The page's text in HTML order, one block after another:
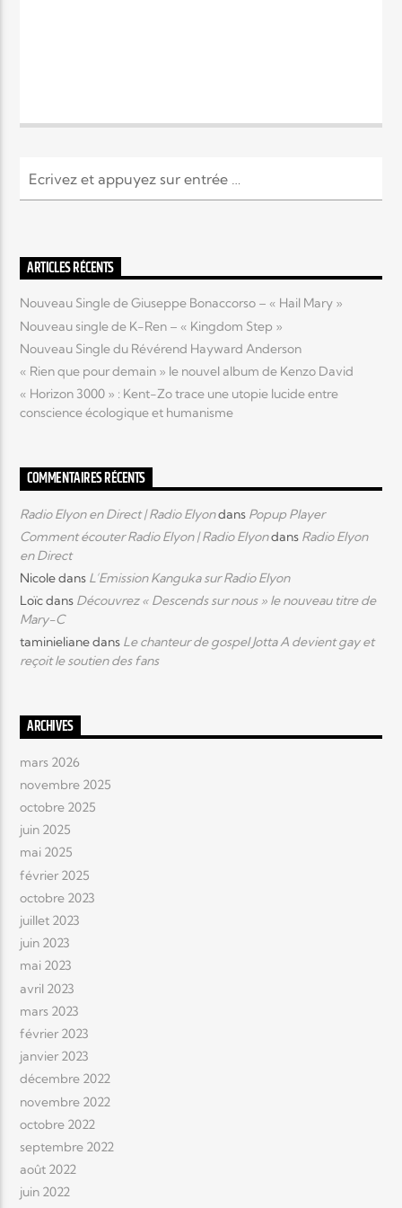
ARTICLES RÉCENTS
Nouveau Single de Giuseppe Bonaccorso – « Hail Mary »
Nouveau single de K-Ren – « Kingdom Step »
Nouveau Single du Révérend Hayward Anderson
« Rien que pour demain » le nouvel album de Kenzo David
« Horizon 3000 » : Kent-Zo trace une utopie lucide entre
conscience écologique et humanisme
COMMENTAIRES RÉCENTS
Radio Elyon en Direct | Radio Elyondans Popup Player
Comment écouter Radio Elyon | Radio Elyondans Radio Elyon
en Direct
Nicoledans L’Emission Kanguka sur Radio Elyon
Loïcdans Découvrez « Descends sur nous » le nouveau titre de
Mary-C
taminielianedans Le chanteur de gospel Jotta A devient gay et
reçoit le soutien des fans
ARCHIVES
mars 2026
novembre 2025
octobre 2025
juin 2025
mai 2025
février 2025
octobre 2023
juillet 2023
juin 2023
mai 2023
avril 2023
mars 2023
février 2023
janvier 2023
décembre 2022
novembre 2022
octobre 2022
septembre 2022
août 2022
juin 2022